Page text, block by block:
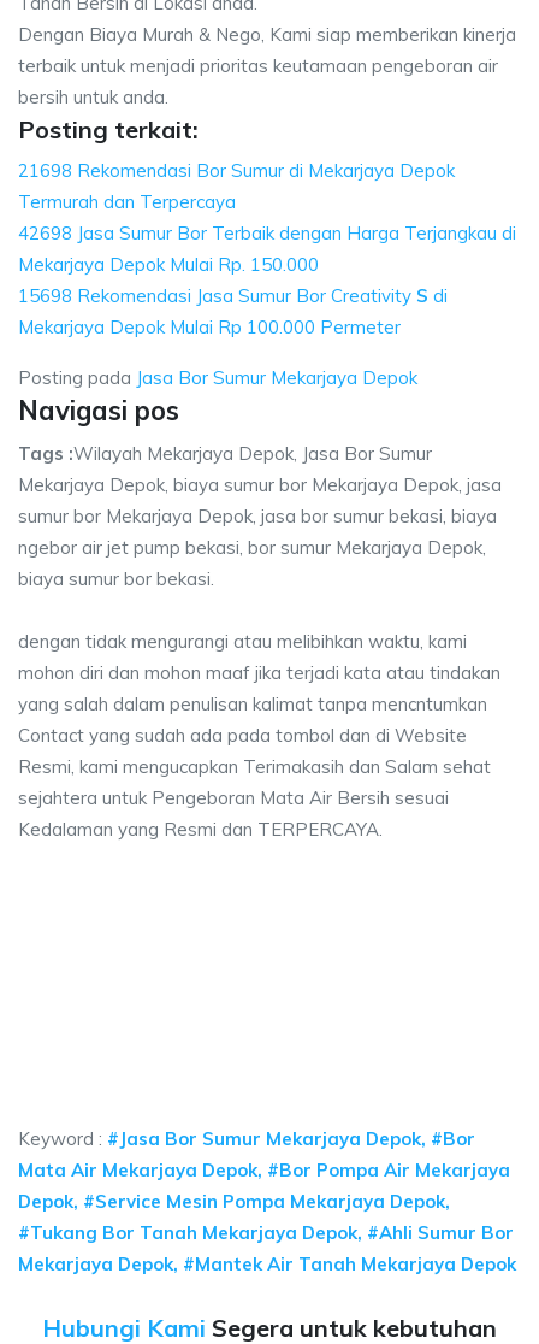
Dengan Biaya Murah & Nego, Kami siap memberikan kinerja
terbaik untuk menjadi prioritas keutamaan pengeboran air
bersih untuk anda.
Posting terkait:
21698 Rekomendasi Bor Sumur di Mekarjaya Depok
Termurah dan Terpercaya
42698 Jasa Sumur Bor Terbaik dengan Harga Terjangkau di
Mekarjaya Depok Mulai Rp. 150.000
15698 Rekomendasi Jasa Sumur Bor Creativity S di
Mekarjaya Depok Mulai Rp 100.000 Permeter
Posting pada Jasa Bor Sumur Mekarjaya Depok
Navigasi pos
Tags :Wilayah Mekarjaya Depok, Jasa Bor Sumur
Mekarjaya Depok, biaya sumur bor Mekarjaya Depok, jasa
sumur bor Mekarjaya Depok, jasa bor sumur bekasi, biaya
ngebor air jet pump bekasi, bor sumur Mekarjaya Depok,
biaya sumur bor bekasi.
dengan tidak mengurangi atau melibihkan waktu, kami
mohon diri dan mohon maaf jika terjadi kata atau tindakan
yang salah dalam penulisan kalimat tanpa mencntumkan
Contact yang sudah ada pada tombol dan di Website
Resmi, kami mengucapkan Terimakasih dan Salam sehat
sejahtera untuk Pengeboran Mata Air Bersih sesuai
Kedalaman yang Resmi dan TERPERCAYA.
Keyword : #Jasa Bor Sumur Mekarjaya Depok, #Bor
Mata Air Mekarjaya Depok, #Bor Pompa Air Mekarjaya
Depok, #Service Mesin Pompa Mekarjaya Depok,
#Tukang Bor Tanah Mekarjaya Depok, #Ahli Sumur Bor
Mekarjaya Depok, #Mantek Air Tanah Mekarjaya Depok
Hubungi Kami Segera untuk kebutuhan